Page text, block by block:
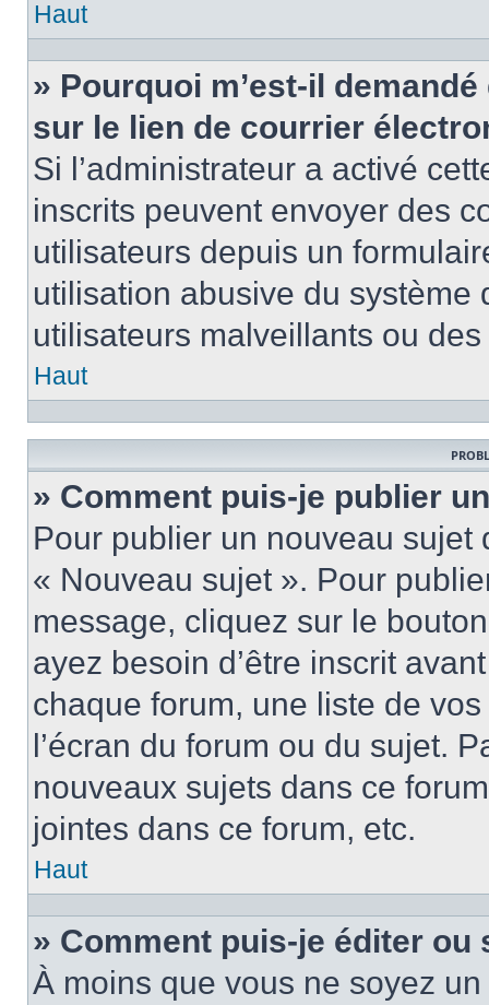
Haut
» Pourquoi m’est-il
sur le lien de courrier
Si l’administrateur a activé
inscrits peuvent envoyer des
utilisateurs depuis un
utilisation abusive du
utilisateurs malveillants ou
Haut
» Comment puis-je publier
Pour publier un nouveau
« Nouveau sujet ». Pour
message, cliquez sur le
ayez besoin d’être inscrit
chaque forum, une liste de
l’écran du forum ou du sujet.
nouveaux sujets dans ce
jointes dans ce forum, etc.
Haut
» Comment puis-je éditer
À moins que vous ne soyez